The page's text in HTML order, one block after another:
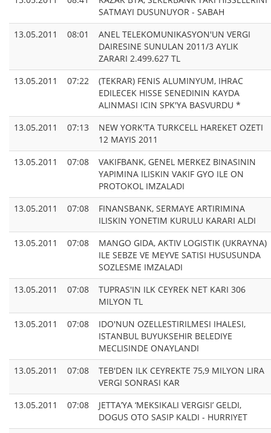
SATMAYI DUSUNUYOR - SABAH
13.05.2011
08:01
ANEL TELEKOMUNIKASYON'UN VERGI
DAIRESINE SUNULAN 2011/3 AYLIK
ZARARI 2.499.627 TL
13.05.2011
07:22
(TEKRAR) FENIS ALUMINYUM, IHRAC
EDILECEK HISSE SENEDININ KAYDA
ALINMASI ICIN SPK'YA BASVURDU *
13.05.2011
07:13
NEW YORK'TA TURKCELL HAREKET OZETI
12 MAYIS 2011
13.05.2011
07:08
VAKIFBANK, GENEL MERKEZ BINASININ
YAPIMINA ILISKIN VAKIF GYO ILE ON
PROTOKOL IMZALADI
13.05.2011
07:08
FINANSBANK, SERMAYE ARTIRIMINA
ILISKIN YONETIM KURULU KARARI ALDI
13.05.2011
07:08
MANGO GIDA, AKTIV LOGISTIK (UKRAYNA)
ILE SEBZE VE MEYVE SATISI HUSUSUNDA
SOZLESME IMZALADI
13.05.2011
07:08
TUPRAS'IN ILK CEYREK NET KARI 306
MILYON TL
13.05.2011
07:08
IDO'NUN OZELLESTIRILMESI IHALESI,
ISTANBUL BUYUKSEHIR BELEDIYE
MECLISINDE ONAYLANDI
13.05.2011
07:08
TEB'DEN ILK CEYREKTE 75,9 MILYON LIRA
VERGI SONRASI KAR
13.05.2011
07:08
JETTA’YA ‘MEKSIKALI VERGISI’ GELDI,
DOGUS OTO SASIP KALDI - HURRIYET